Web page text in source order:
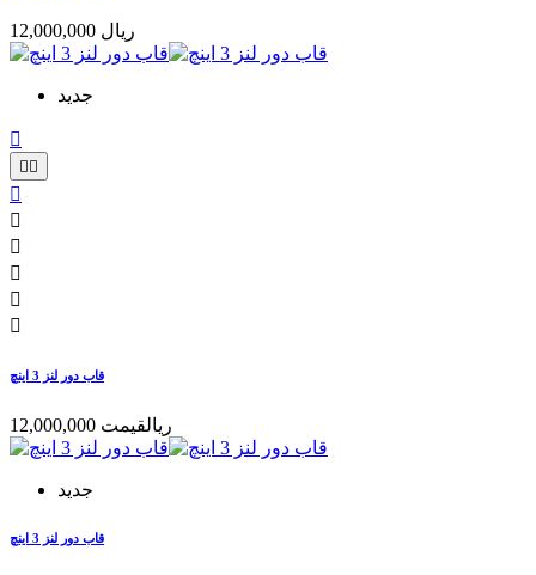
12,000,000 ریال
جدید

 






قاب دور لنز 3 اینچ
12,000,000 ریالقیمت
جدید
قاب دور لنز 3 اینچ